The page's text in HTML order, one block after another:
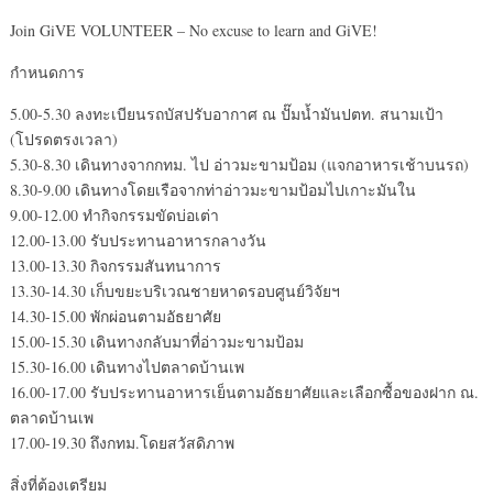
Join GiVE VOLUNTEER – No excuse to learn and GiVE!
กำหนดการ
5.00-5.30 ลงทะเบียนรถบัสปรับอากาศ ณ ปั๊มน้ำมันปตท. สนามเป้า
(โปรดตรงเวลา)
5.30-8.30 เดินทางจากกทม. ไป อ่าวมะขามป้อม (แจกอาหารเช้าบนรถ)
8.30-9.00 เดินทางโดยเรือจากท่าอ่าวมะขามป้อมไปเกาะมันใน
9.00-12.00 ทำกิจกรรมขัดบ่อเต่า
12.00-13.00 รับประทานอาหารกลางวัน
13.00-13.30 กิจกรรมสันทนาการ
13.30-14.30 เก็บขยะบริเวณชายหาดรอบศูนย์วิจัยฯ
14.30-15.00 พักผ่อนตามอัธยาศัย
15.00-15.30 เดินทางกลับมาที่อ่าวมะขามป้อม
15.30-16.00 เดินทางไปตลาดบ้านเพ
16.00-17.00 รับประทานอาหารเย็นตามอัธยาศัยและเลือกซื้อของฝาก ณ.
ตลาดบ้านเพ
17.00-19.30 ถึงกทม.โดยสวัสดิภาพ
สิ่งที่ต้องเตรียม